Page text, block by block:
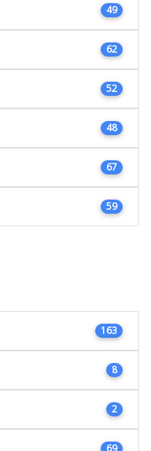
49
62
52
48
67
59
163
8
2
69